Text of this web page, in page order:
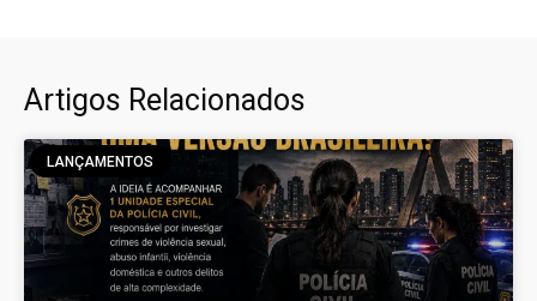
Artigos Relacionados
LANÇAMENTOS